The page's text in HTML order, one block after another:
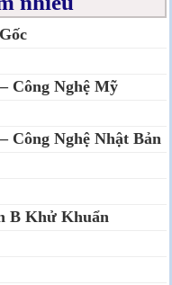
Công Nghệ Mỹ
Công Nghệ Nhật Bản
B Khử Khuẩn